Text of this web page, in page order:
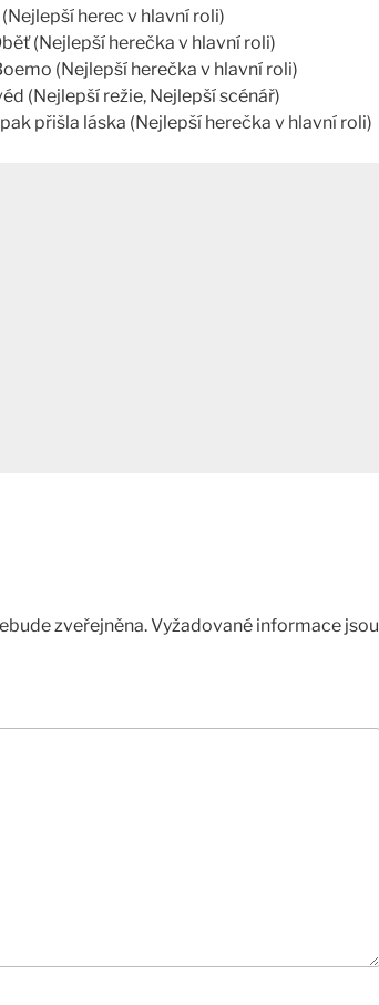
herec v hlavní roli)
(Nejlepší herečka v hlavní roli)
(Nejlepší herečka v hlavní roli)
(Nejlepší režie, Nejlepší scénář)
přišla láska (Nejlepší herečka v hlavní roli)
zveřejněna.Vyžadované informace jsou